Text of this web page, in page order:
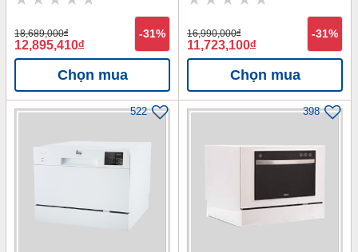
18,689,000đ
12,895,410đ
-31%
Chọn mua
16,990,000đ
11,723,100đ
-31%
Chọn mua
522 398